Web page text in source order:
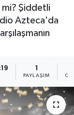
mi? Şiddetli
Azteca'da
1
PAYLAŞIM